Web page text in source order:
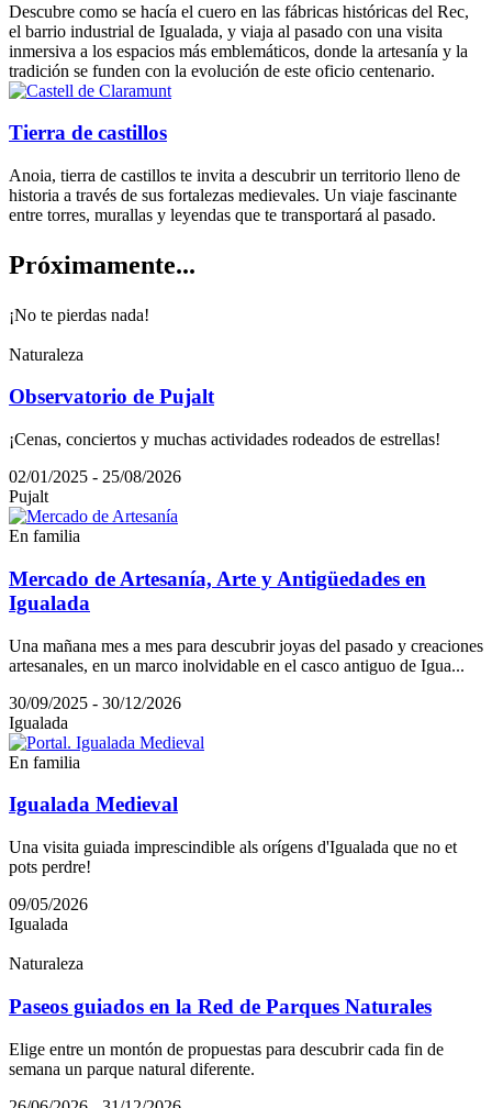
Descubre como se hacía el cuero en las fábricas históricas del Rec,
el barrio industrial de Igualada, y viaja al pasado con una visita
inmersiva a los espacios más emblemáticos, donde la artesanía y la
tradición se funden con la evolución de este oficio centenario.
Tierra de castillos
Anoia, tierra de castillos te invita a descubrir un territorio lleno de
historia a través de sus fortalezas medievales. Un viaje fascinante
entre torres, murallas y leyendas que te transportará al pasado.
Próximamente...
¡No te pierdas nada!
Naturaleza
Observatorio de Pujalt
¡Cenas, conciertos y muchas actividades rodeados de estrellas!
02/01/2025 - 25/08/2026
Pujalt
En familia
Mercado de Artesanía, Arte y Antigüedades en
Igualada
Una mañana mes a mes para descubrir joyas del pasado y creaciones
artesanales, en un marco inolvidable en el casco antiguo de Igua...
30/09/2025 - 30/12/2026
Igualada
En familia
Igualada Medieval
Una visita guiada imprescindible als orígens d'Igualada que no et
pots perdre!
09/05/2026
Igualada
Naturaleza
Paseos guiados en la Red de Parques Naturales
Elige entre un montón de propuestas para descubrir cada fin de
semana un parque natural diferente.